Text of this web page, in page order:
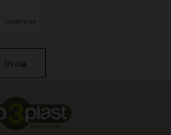
Invia